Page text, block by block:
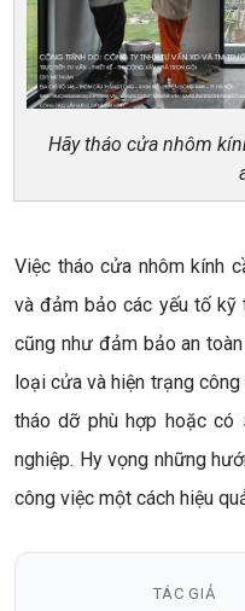
Hãy tháo cửa nhôm
Việc tháo cửa nhôm kính
và đảm bảo các yếu tố kỹ
cũng như đảm bảo an
loại cửa và hiện trạng
tháo dỡ phù hợp hoặc
nghiệp. Hy vọng những
công việc một cách hiệu
TÁC GIẢ